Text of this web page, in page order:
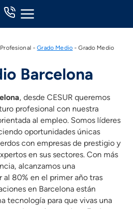
-Grado Medio-Grado Medio
Barcelona
, desde CESUR queremos
profesional con nuestra
al empleo. Somos líderes
oportunidades únicas
con empresas de prestigio y
en sus sectores. Con más
alcanzamos una
al 80% en el primer año tras
en Barcelona están
tecnología para que vivas una